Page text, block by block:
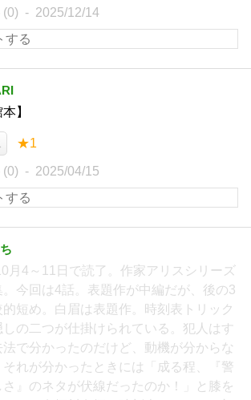
(0) 2025/12/14
】
★1
(0) 2025/04/15
月4～11日で読了。作家アリスシリーズ
。今回は4話。表題作が中編だが、後の3
的短め。白眉は表題作。時刻表トリック
しの二つが仕掛けられている。犯人はす
法で分かったのだけど、動機が分からな
それが分かったときには「成る程、『警
さ』のネタが伏線だったのか！」と膝を